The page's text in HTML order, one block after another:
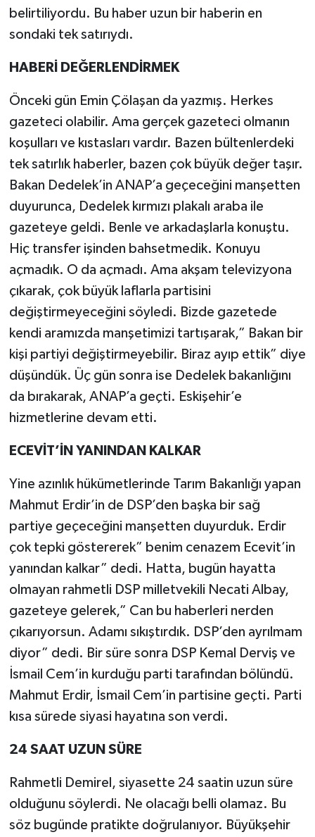
belirtiliyordu. Bu haber uzun bir haberin en
sondaki tek satırıydı.
HABERİ DEĞERLENDİRMEK
Önceki gün Emin Çölaşan da yazmış. Herkes
gazeteci olabilir. Ama gerçek gazeteci olmanın
koşulları ve kıstasları vardır. Bazen bültenlerdeki
tek satırlık haberler, bazen çok büyük değer taşır.
Bakan Dedelek’in ANAP’a geçeceğini manşetten
duyurunca, Dedelek kırmızı plakalı araba ile
gazeteye geldi. Benle ve arkadaşlarla konuştu.
Hiç transfer işinden bahsetmedik. Konuyu
açmadık. O da açmadı. Ama akşam televizyona
çıkarak, çok büyük laflarla partisini
değiştirmeyeceğini söyledi. Bizde gazetede
kendi aramızda manşetimizi tartışarak,” Bakan bir
kişi partiyi değiştirmeyebilir. Biraz ayıp ettik” diye
düşündük. Üç gün sonra ise Dedelek bakanlığını
da bırakarak, ANAP’a geçti. Eskişehir’e
hizmetlerine devam etti.
ECEVİT’İN YANINDAN KALKAR
Yine azınlık hükümetlerinde Tarım Bakanlığı yapan
Mahmut Erdir’in de DSP’den başka bir sağ
partiye geçeceğini manşetten duyurduk. Erdir
çok tepki göstererek” benim cenazem Ecevit’in
yanından kalkar” dedi. Hatta, bugün hayatta
olmayan rahmetli DSP milletvekili Necati Albay,
gazeteye gelerek,” Can bu haberleri nerden
çıkarıyorsun. Adamı sıkıştırdık. DSP’den ayrılmam
diyor” dedi. Bir süre sonra DSP Kemal Derviş ve
İsmail Cem’in kurduğu parti tarafından bölündü.
Mahmut Erdir, İsmail Cem’in partisine geçti. Parti
kısa sürede siyasi hayatına son verdi.
24 SAAT UZUN SÜRE
Rahmetli Demirel, siyasette 24 saatin uzun süre
olduğunu söylerdi. Ne olacağı belli olamaz. Bu
söz bugünde pratikte doğrulanıyor. Büyükşehir